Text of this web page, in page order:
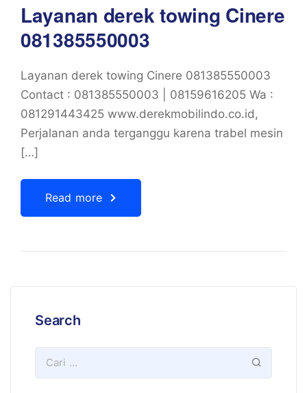
Layanan derek towing Cinere
081385550003
Layanan derek towing Cinere 081385550003
Contact : 081385550003 | 08159616205 Wa :
081291443425 www.derekmobilindo.co.id,
Perjalanan anda terganggu karena trabel mesin
[…]
Read more
Search